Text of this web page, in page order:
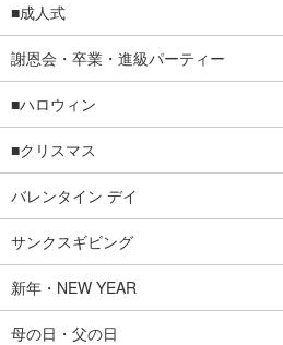
■成人式
謝恩会・卒業・進級パーティー
■ハロウィン
■クリスマス
バレンタイン デイ
サンクスギビング
新年・NEW YEAR
母の日・父の日